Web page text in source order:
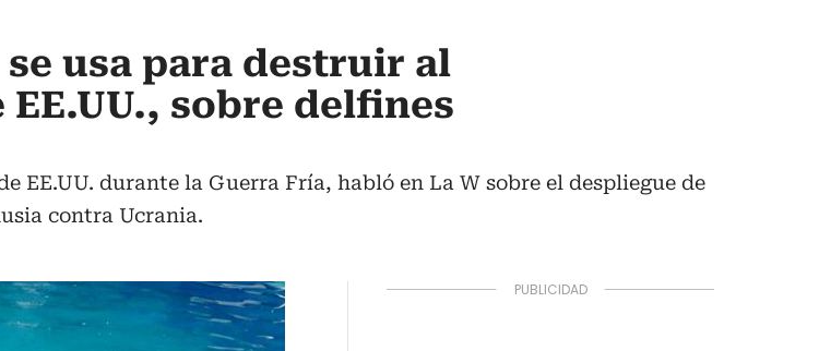
usa para destruir al
sobre delfines
EE.UU. durante la Guerra Fría, habló en La W sobre el despliegue de
contra Ucrania.